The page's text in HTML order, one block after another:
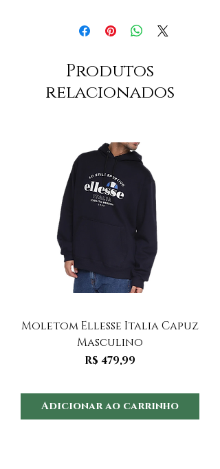
Produtos
relacionados
Moletom Ellesse Italia Capuz
Masculino
Preço
R$ 479,99
Adicionar ao carrinho